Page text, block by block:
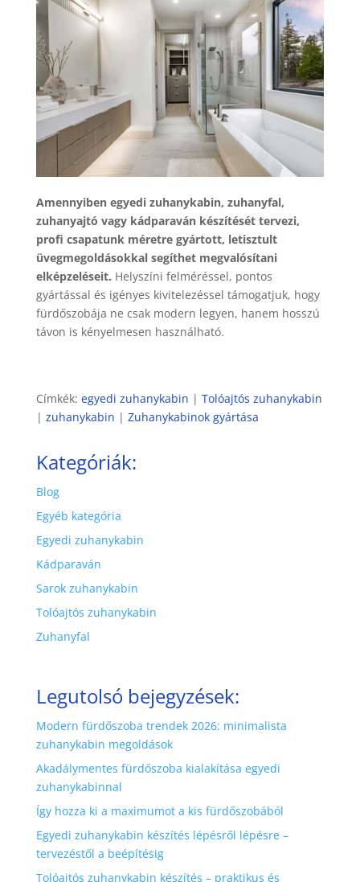
Amennyiben egyedi zuhanykabin, zuhanyfal,
zuhanyajtó vagy kádparaván készítését tervezi,
profi csapatunk méretre gyártott, letisztult
üvegmegoldásokkal segíthet megvalósítani
elképzeléseit. Helyszíni felméréssel, pontos
gyártással és igényes kivitelezéssel támogatjuk, hogy
fürdőszobája ne csak modern legyen, hanem hosszú
távon is kényelmesen használható.
Címkék: egyedi zuhanykabin | Tolóajtós zuhanykabin
| zuhanykabin | Zuhanykabinok gyártása
Kategóriák:
Blog
Egyéb kategória
Egyedi zuhanykabin
Kádparaván
Sarok zuhanykabin
Tolóajtós zuhanykabin
Zuhanyfal
Legutolsó bejegyzések:
Modern fürdőszoba trendek 2026: minimalista
zuhanykabin megoldások
Akadálymentes fürdőszoba kialakítása egyedi
zuhanykabinnal
Így hozza ki a maximumot a kis fürdőszobából
Egyedi zuhanykabin készítés lépésről lépésre –
tervezéstől a beépítésig
Tolóajtós zuhanykabin készítés – praktikus és